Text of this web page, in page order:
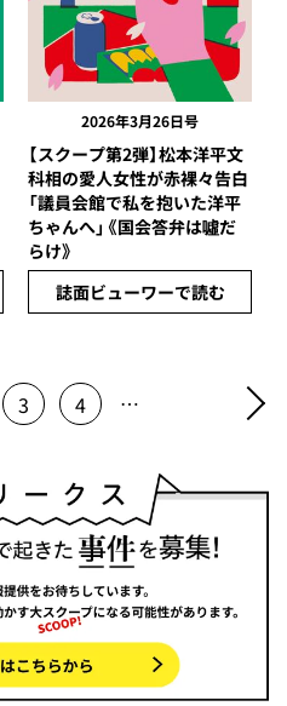
2026年3月26日号
【スクープ第2弾】松本洋平文
科相の愛人女性が赤裸々告白
「議員会館で私を抱いた洋平
ちゃんへ」《国会答弁は噓だ
らけ》
誌面ビューワーで読む
3 4 …